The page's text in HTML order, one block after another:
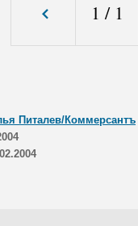
1 / 1
Питалев/Коммерсантъ